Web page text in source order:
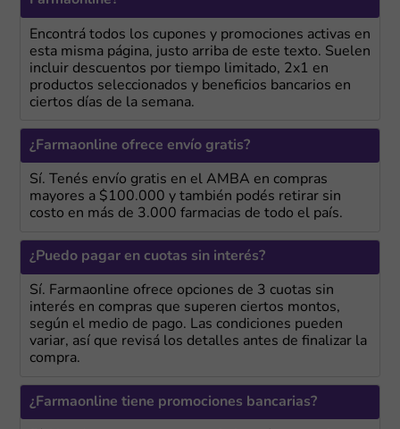
Encontrá todos los cupones y promociones activas en
esta misma página, justo arriba de este texto. Suelen
incluir descuentos por tiempo limitado, 2x1 en
productos seleccionados y beneficios bancarios en
ciertos días de la semana.
¿Farmaonline ofrece envío gratis?
Sí. Tenés envío gratis en el AMBA en compras
mayores a $100.000 y también podés retirar sin
costo en más de 3.000 farmacias de todo el país.
¿Puedo pagar en cuotas sin interés?
Sí. Farmaonline ofrece opciones de 3 cuotas sin
interés en compras que superen ciertos montos,
según el medio de pago. Las condiciones pueden
variar, así que revisá los detalles antes de finalizar la
compra.
¿Farmaonline tiene promociones bancarias?